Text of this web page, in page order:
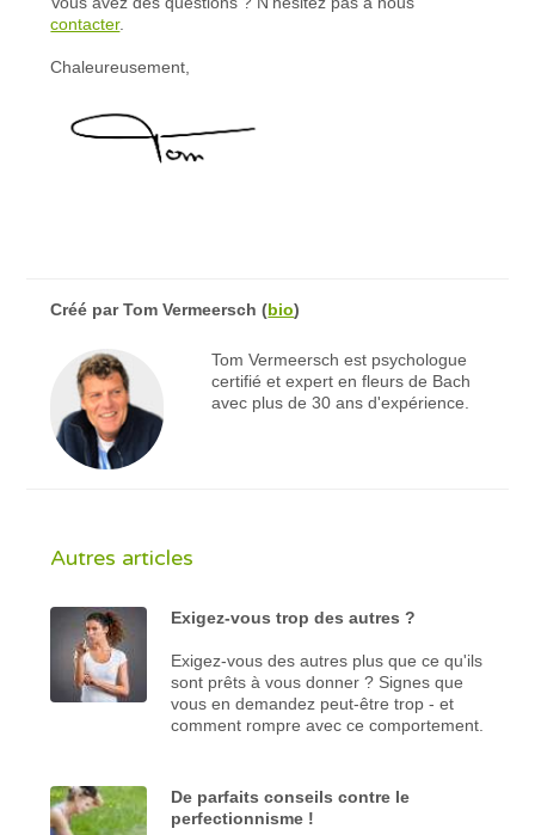
contacter.
Chaleureusement,
Créé parTom Vermeersch (bio)
Tom Vermeersch est psychologue
certifié et expert en fleurs de Bach
avec plus de 30 ans d'expérience.
Autres articles
Exigez-vous trop des autres ?
Exigez-vous des autres plus que ce qu'ils
sont prêts à vous donner ? Signes que
vous en demandez peut-être trop - et
comment rompre avec ce comportement.
De parfaits conseils contre le
perfectionnisme !